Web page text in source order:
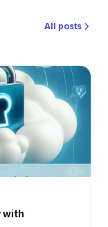
All posts
with